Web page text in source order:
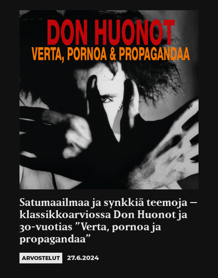
Satumaailmaa ja synkkiä teemoja –
klassikkoarviossa Don Huonot ja
30-vuotias ”Verta, pornoa ja
propagandaa”
ARVOSTELUT 27.6.2024